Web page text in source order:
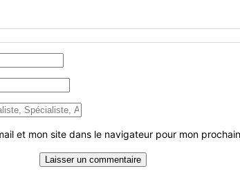
et mon site dans le navigateur pour mon